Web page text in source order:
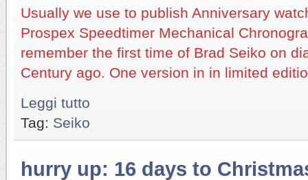
Usually we use to publish Anniversary
Prospex Speedtimer Mechanical
remember the first time of Brad Seiko on
Century ago. One version in in limited
Leggi tutto
Tag: Seiko
hurry up: 16 days to